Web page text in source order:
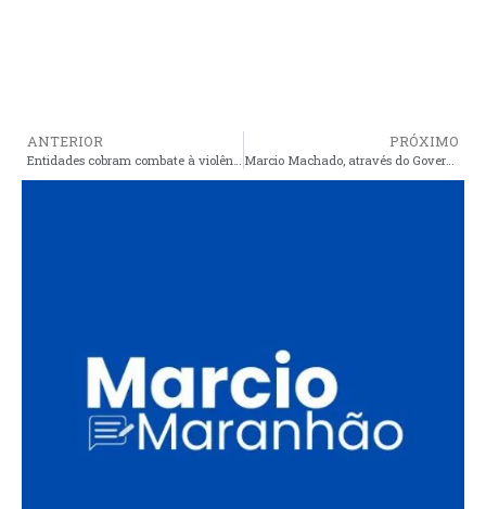
ANTERIOR PRÓXIMO
Marcio Machado, através do Governo do Estado, leva água a mais duas comunidades de Araioses